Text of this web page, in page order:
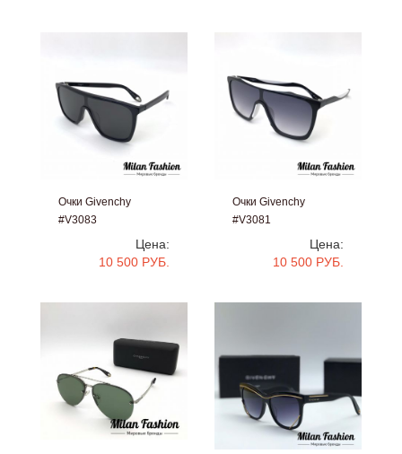
Очки Givenchy
#V3083
Цена:
10 500 РУБ.
Очки Givenchy
#V3081
Цена:
10 500 РУБ.